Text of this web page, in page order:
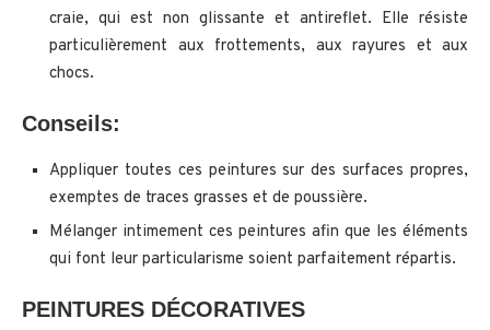
craie, qui est non glissante et antireflet. Elle résiste
particulièrement aux frottements, aux rayures et aux
chocs.
Conseils:
Appliquer toutes ces peintures sur des surfaces propres,
exemptes de traces grasses et de poussière.
Mélanger intimement ces peintures afin que les éléments
qui font leur particularisme soient parfaitement répartis.
PEINTURES DÉCORATIVES